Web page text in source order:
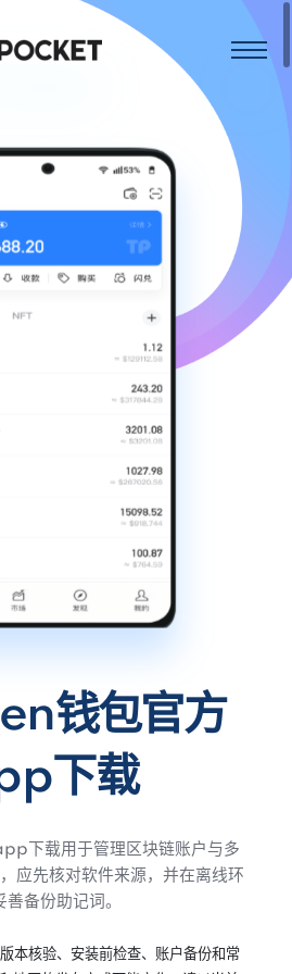
钱包官方
下载
下载用于管理区块链账户与多
应先核对软件来源，并在离线环
善备份助记词。
本核验、安装前检查、账户备份和常